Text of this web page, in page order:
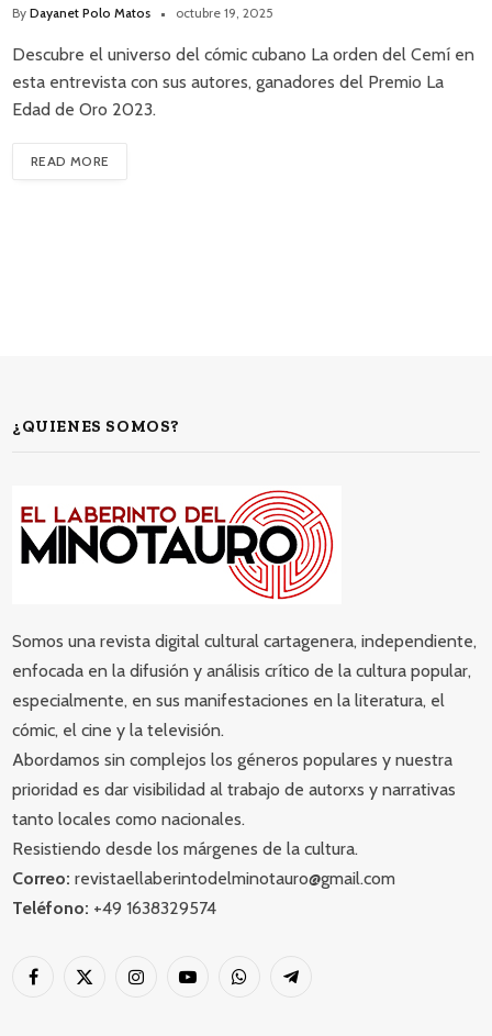
By Dayanet Polo Matos octubre 19, 2025
Descubre el universo del cómic cubano La orden del Cemí en
esta entrevista con sus autores, ganadores del Premio La
Edad de Oro 2023.
READ MORE
¿QUIENES SOMOS?
Somos una revista digital cultural cartagenera, independiente,
enfocada en la difusión y análisis crítico de la cultura popular,
especialmente, en sus manifestaciones en la literatura, el
cómic, el cine y la televisión.
Abordamos sin complejos los géneros populares y nuestra
prioridad es dar visibilidad al trabajo de autorxs y narrativas
tanto locales como nacionales.
Resistiendo desde los márgenes de la cultura.
Correo: revistaellaberintodelminotauro@gmail.com
Teléfono: +49 1638329574
Facebook
X
InstagramYouTubeWhatsAppTelegram